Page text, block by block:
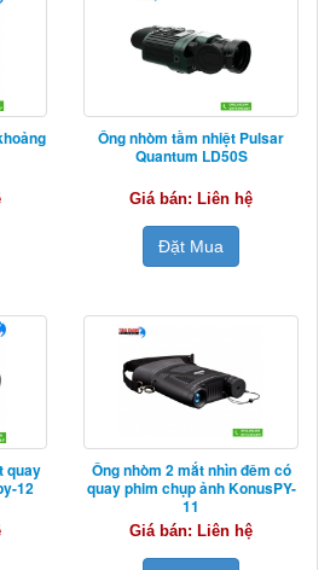
Ống nhòm tầm nhiệt Pulsar
Quantum LD50S
Giá bán: Liên hệ
Đặt Mua
quay
12
Ống nhòm 2 mắt nhìn đêm có
quay phim chụp ảnh KonusPY-
11
Giá bán: Liên hệ